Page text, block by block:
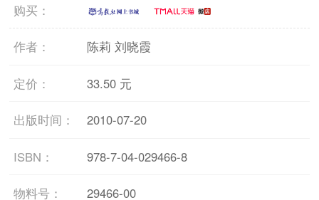
购买：
作者： 陈莉 刘晓霞
定价： 33.50 元
出版时间： 2010-07-20
ISBN： 978-7-04-029466-8
物料号： 29466-00